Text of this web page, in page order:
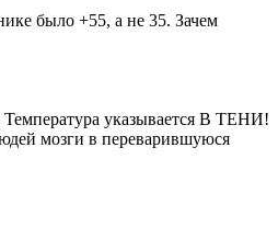
было +55, а не 35. Зачем
указывается В ТЕНИ!
мозги в переварившуюся